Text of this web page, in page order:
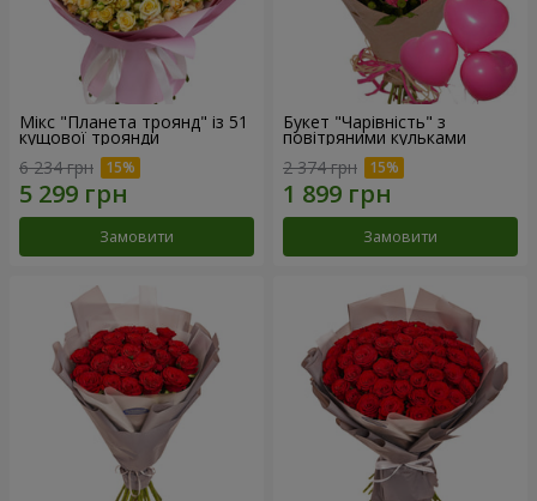
Мікс "Планета троянд" із 51
кущової троянди
6 234 грн
Замовити
Букет "Чарівність" з
повітряними кульками
2 374 грн
Замовити